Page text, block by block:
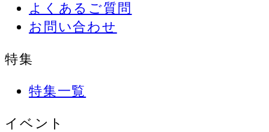
よくあるご質問
お問い合わせ
特集
特集一覧
イベント